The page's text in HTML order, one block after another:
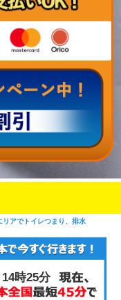
アでトイレつまり、排水
14時25分